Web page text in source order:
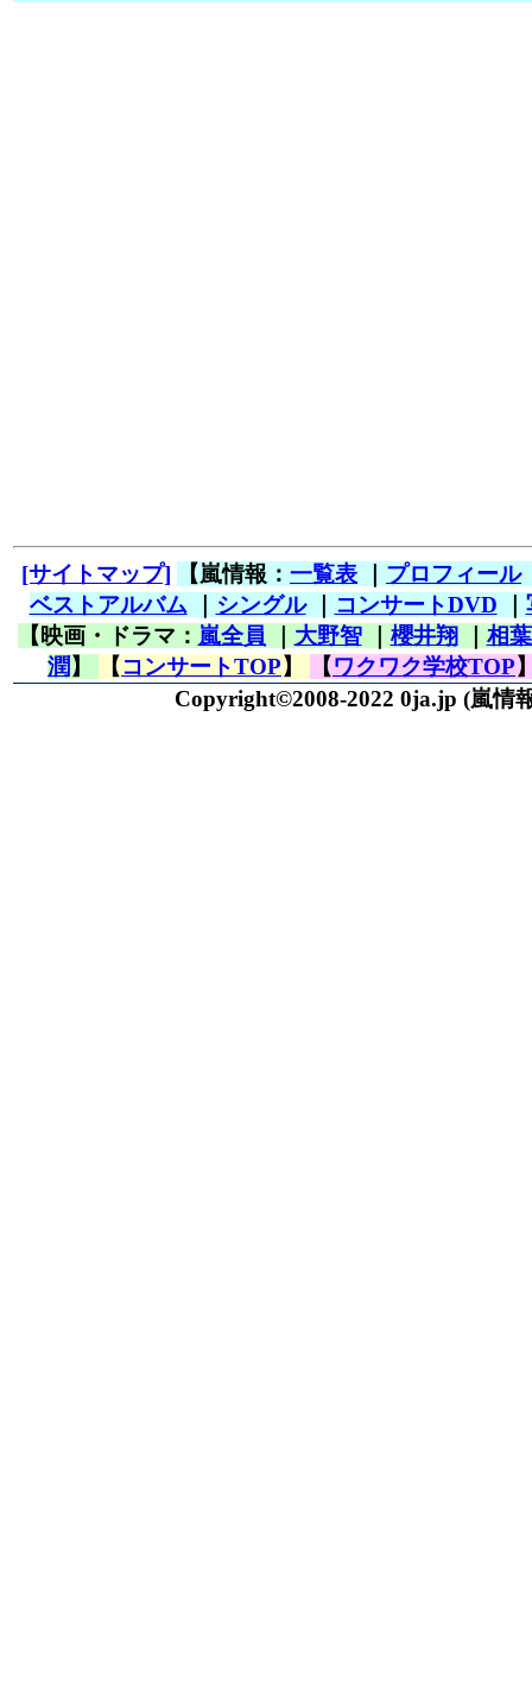
[サイトマップ] 【嵐情報： 一覧表 プロフィール
ベストアルバム｜ シングル｜ コンサートDVD
【映画・ドラマ： 嵐全員 大野智｜ 櫻井翔
相
潤 】 【コンサートTOP】 【ワクワク学校TOP
Copyright©2008-2022 0ja.jp (嵐情